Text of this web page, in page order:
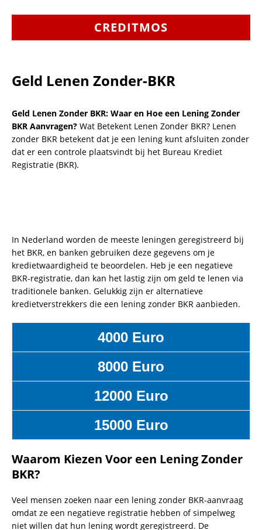
CREDITMOS
Geld Lenen Zonder-BKR
Geld Lenen Zonder BKR: Waar en Hoe een Lening Zonder
BKR Aanvragen? Wat Betekent Lenen Zonder BKR? Lenen
zonder BKR betekent dat je een lening kunt afsluiten zonder
dat er een controle plaatsvindt bij het Bureau Krediet
Registratie (BKR).
In Nederland worden de meeste leningen geregistreerd bij
het BKR, en banken gebruiken deze gegevens om je
kredietwaardigheid te beoordelen. Heb je een negatieve
BKR-registratie, dan kan het lastig zijn om geld te lenen via
traditionele banken. Gelukkig zijn er alternatieve
kredietverstrekkers die een lening zonder BKR aanbieden.
4000 Euro
8000 Euro
12000 Euro
15000 Euro
Waarom Kiezen Voor een Lening Zonder
BKR?
Veel mensen zoeken naar een lening zonder BKR-aanvraag
omdat ze een negatieve registratie hebben of simpelweg
niet willen dat hun lening wordt geregistreerd. De